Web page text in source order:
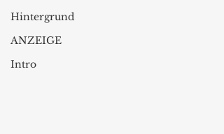
Hintergrund
ANZEIGE
Intro